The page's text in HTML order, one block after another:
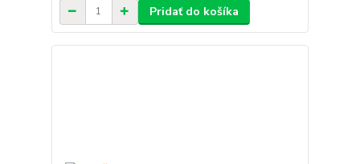
Pridať do košíka